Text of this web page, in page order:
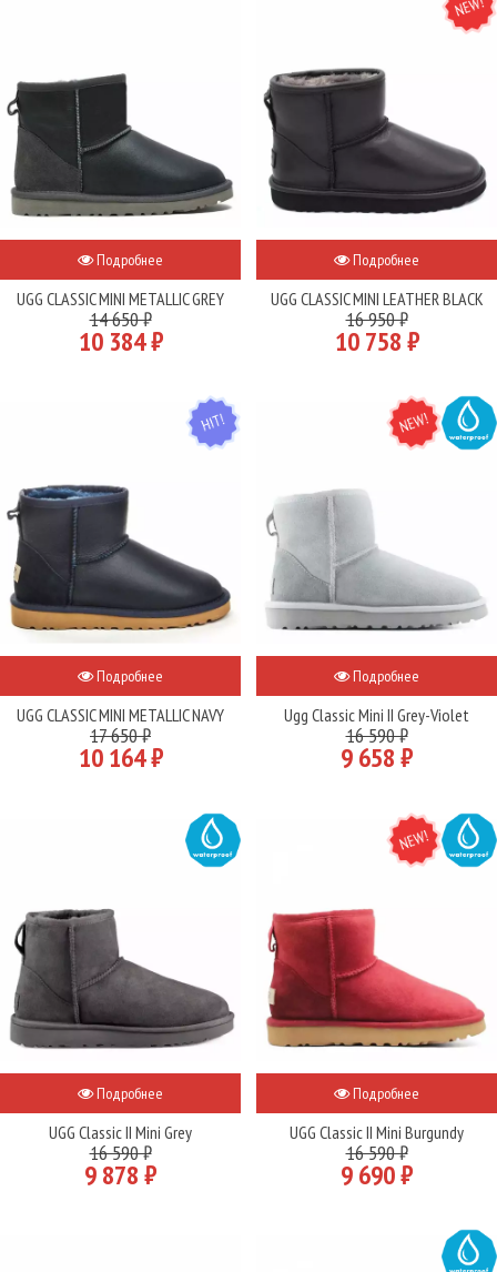
Подробнее
UGG CLASSIC MINI METALLIC GREY
14 650 ₽
10 384 ₽
Подробнее
UGG CLASSIC MINI LEATHER BLACK
16 950 ₽
10 758 ₽
HIT
Подробнее
UGG CLASSIC MINI METALLIC NAVY
17 650 ₽
10 164 ₽
NEW WATER
Подробнее
Ugg Classic Mini II Grey-Violet
16 590 ₽
9 658 ₽
WATER
Подробнее
UGG Classic II Mini Grey
16 590 ₽
9 878 ₽
NEW WATER
Подробнее
UGG Classic II Mini Burgundy
16 590 ₽
9 690 ₽
WATER